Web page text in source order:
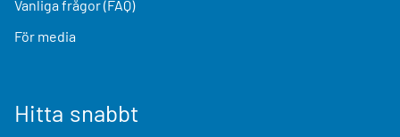
Vanliga frågor (FAQ)
För media
Hitta snabbt